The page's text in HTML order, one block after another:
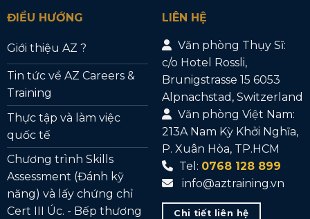
ĐIỀU HƯỚNG
Giới thiệu AZ ?
Tin tức về AZ Careers &
Training
Thực tập và làm việc
quốc tế
Chương trình Skills
Assessment (Đánh kỹ
năng) và lấy chứng chỉ
Cert III Úc. - Bếp thương
LIÊN HỆ
Văn phòng Thụy Sĩ:
c/o Hotel Rossli,
Brunigstrasse 15 6053
Alpnachstad, Switzerland
Văn phòng Việt Nam:
213A Nam Kỳ Khởi Nghĩa,
P. Xuân Hòa, TP.HCM
Tel: 0768 128 899
info@aztraining.vn
Chi tiết liên hệ